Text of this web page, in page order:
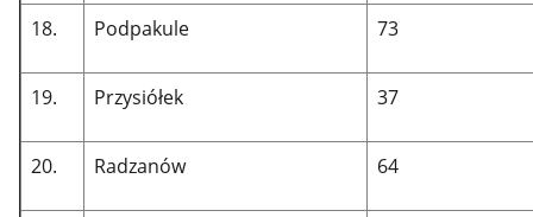
18. Podpakule 73
19. Przysiółek 37
20. Radzanów 64